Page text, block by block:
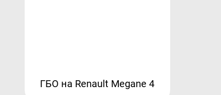
ГБО на Renault Megane 4